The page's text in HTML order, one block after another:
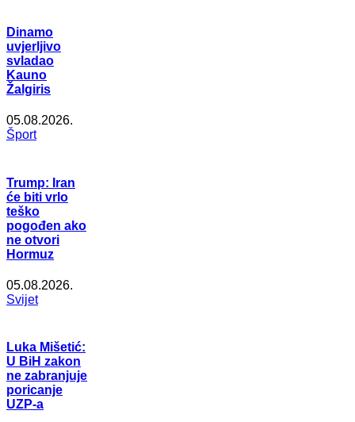
Dinamo
uvjerljivo
svladao
Kauno
Žalgiris
05.08.2026.
Šport
Trump: Iran
će biti vrlo
teško
pogođen ako
ne otvori
Hormuz
05.08.2026.
Svijet
Luka Mišetić:
U BiH zakon
ne zabranjuje
poricanje
UZP-a